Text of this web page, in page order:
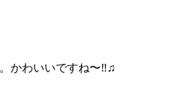
かわいいですね〜‼︎♫